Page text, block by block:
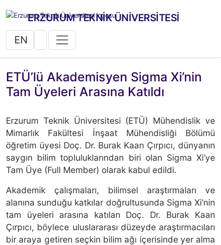
ERZURUM TEKNİK ÜNİVERSİTESİ
EN
ETÜ’lü Akademisyen Sigma Xi’nin
Tam Üyeleri Arasına Katıldı
Erzurum Teknik Üniversitesi (ETÜ) Mühendislik ve
Mimarlık Fakültesi İnşaat Mühendisliği Bölümü
öğretim üyesi Doç. Dr. Burak Kaan Çırpıcı, dünyanın
saygın bilim topluluklarından biri olan Sigma Xi’ye
Tam Üye (Full Member) olarak kabul edildi.
Akademik çalışmaları, bilimsel araştırmaları ve
alanına sunduğu katkılar doğrultusunda Sigma Xi’nin
tam üyeleri arasına katılan Doç. Dr. Burak Kaan
Çırpıcı, böylece uluslararası düzeyde araştırmacıları
bir araya getiren seçkin bilim ağı içerisinde yer alma